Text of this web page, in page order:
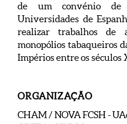
de um convénio de
Universidades de
realizar trabalhos de
monopólios tabaqueiros
Impérios entre os séculos
ORGANIZAÇÃO
CHAM / NOVA FCSH -